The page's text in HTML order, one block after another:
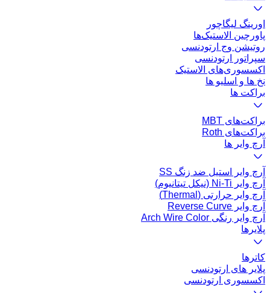
اورینگ لیگاچور
پاورچین الاستیک‌ها
روتیشن وج ارتودنسی
سپراتور ارتودنسی
اکسسوری‌های الاستیک
نخ ها و اسلیو ها
براکت ها
براکت‌های MBT
براکت‌های Roth
آرچ وایر ها
آرچ وایر استیل ضد زنگ SS
آرچ وایر Ni-Ti (نیکل تیتانیوم)
آرچ وایر حرارتی (Thermal)
آرچ وایر Reverse Curve
آرچ وایر رنگی Arch Wire Color
پلایرها
کاتر‌ها
پلایر های ارتودنسی
اکسسوری ارتودنسی